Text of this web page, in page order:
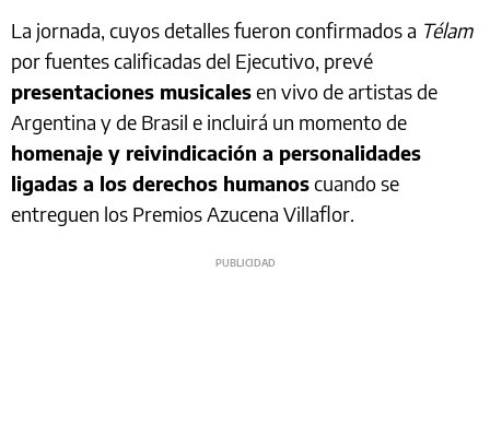
La jornada, cuyos detalles fueron confirmados a Télam
por fuentes calificadas del Ejecutivo, prevé
presentaciones musicalesen vivo de artistas de
Argentina y de Brasil e incluirá un momento de
homenaje y reivindicación a personalidades
ligadas a los derechos humanoscuando se
entreguen los Premios Azucena Villaflor.